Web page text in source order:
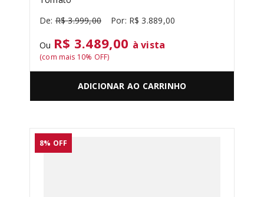
R$ 3.999,00 R$ 3.889,00
Ou R$ 3.489,00 à vista
(com mais 10% OFF)
ADICIONAR AO CARRINHO
8% OFF